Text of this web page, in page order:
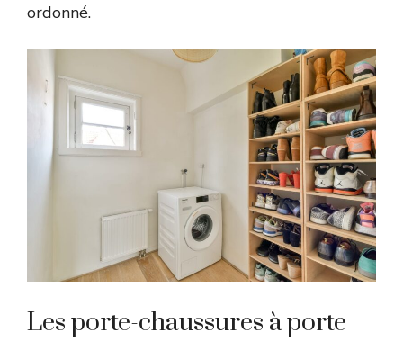
ordonné.
Les porte-chaussures à porte